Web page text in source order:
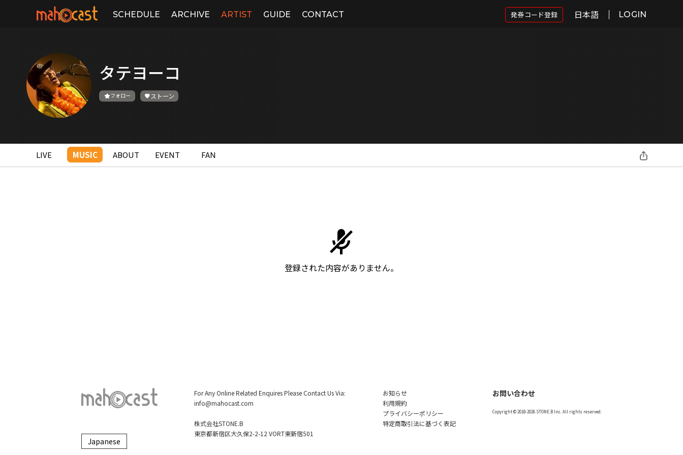
SCHEDULE ARCHIVE ARTIST GUIDE CONTACT 発券コード登録 日本語 LOGIN
タテヨーコ
フォロー ストーン
LIVE MUSIC ABOUT EVENT FAN
登録された内容がありません。
For Any Online Related Enquires Please Contact Us Via:
info@mahocast.com
株式会社STONE.B
東京都新宿区大久保2-2-12 VORT東新宿501
お知らせ
利用規約
プライバシーポリシー
特定商取引法に基づく表記
お問い合わせ
Copyright © 2018-2026 STONE.B Inc. All rights reserved.